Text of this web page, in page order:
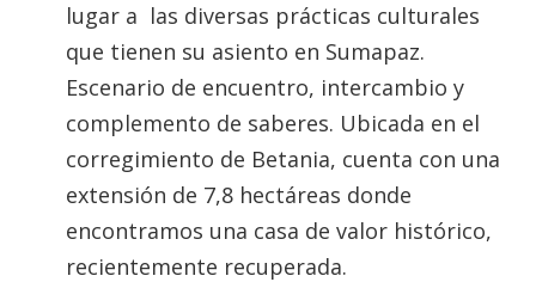
lugar a las diversas prácticas culturales
que tienen su asiento en Sumapaz.
Escenario de encuentro, intercambio y
complemento de saberes. Ubicada en el
corregimiento de Betania, cuenta con una
extensión de 7,8 hectáreas donde
encontramos una casa de valor histórico,
recientemente recuperada.